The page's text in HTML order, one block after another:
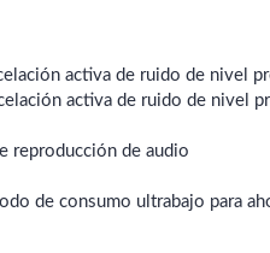
activa de ruido de nivel
activa de ruido de nivel
reproducción de audio
de consumo ultrabajo para